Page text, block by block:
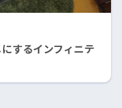
するインフィニテ